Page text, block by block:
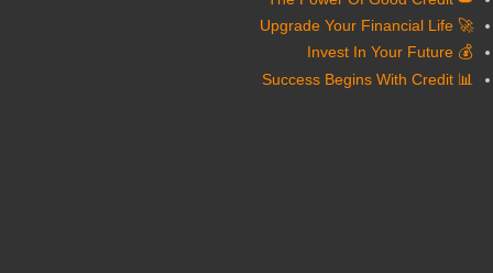
🚀 Upgrade Your Financial Life
💰 Invest In Your Future
📊 Success Begins With Credit